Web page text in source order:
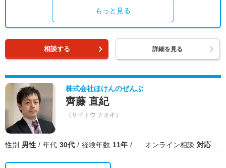
もっと見る
相談する 詳細を見る
株式会社ほけんのぜんぶ
齊藤 直紀
（サイトウ ナオキ）
性別 男性 年代 30代 経験年数 11年 オンライン相談 対応